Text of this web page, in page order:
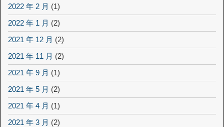
2022 年 2 月 (1)
2022 年 1 月 (2)
2021 年 12 月 (2)
2021 年 11 月 (2)
2021 年 9 月 (1)
2021 年 5 月 (2)
2021 年 4 月 (1)
2021 年 3 月 (2)